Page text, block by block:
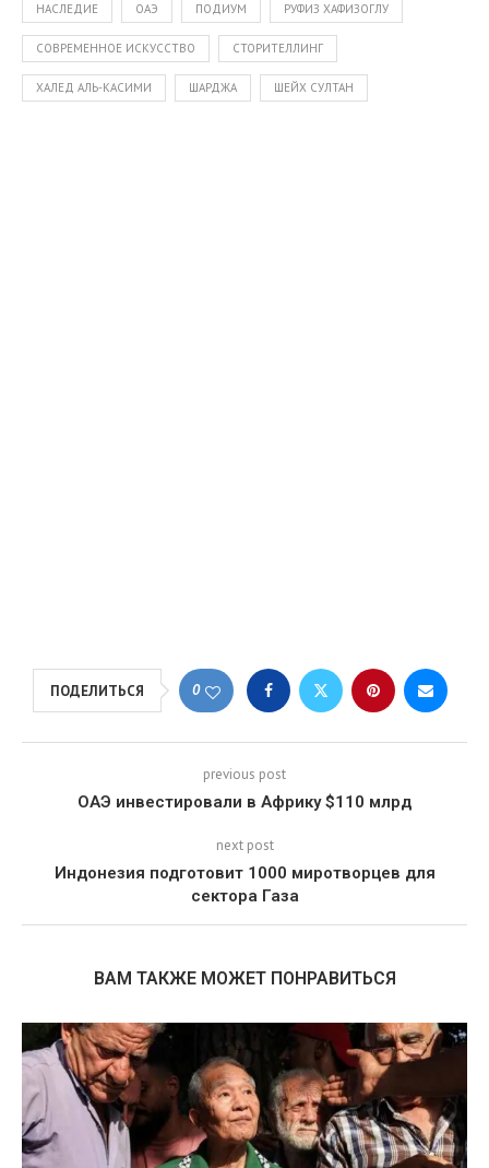
НАСЛЕДИЕ ОАЭ ПОДИУМ РУФИЗ ХАФИЗОГЛУ
СОВРЕМЕННОЕ ИСКУССТВО СТОРИТЕЛЛИНГ
ХАЛЕД АЛЬ-КАСИМИ ШАРДЖА ШЕЙХ СУЛТАН
ПОДЕЛИТЬСЯ 0
previous post
ОАЭ инвестировали в Африку $110 млрд
next post
Индонезия подготовит 1000 миротворцев для
сектора Газа
ВАМ ТАКЖЕ МОЖЕТ ПОНРАВИТЬСЯ